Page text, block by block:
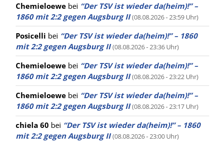
Chemieloewe bei “Der TSV ist wieder da(heim)!” –
1860 mit 2:2 gegen Augsburg II (08.08.2026 - 23:59 Uhr)
Posicelli bei “Der TSV ist wieder da(heim)!” – 1860
mit 2:2 gegen Augsburg II (08.08.2026 - 23:36 Uhr)
Chemieloewe bei “Der TSV ist wieder da(heim)!” –
1860 mit 2:2 gegen Augsburg II (08.08.2026 - 23:22 Uhr)
Chemieloewe bei “Der TSV ist wieder da(heim)!” –
1860 mit 2:2 gegen Augsburg II (08.08.2026 - 23:17 Uhr)
chiela 60 bei “Der TSV ist wieder da(heim)!” – 1860
mit 2:2 gegen Augsburg II (08.08.2026 - 23:00 Uhr)